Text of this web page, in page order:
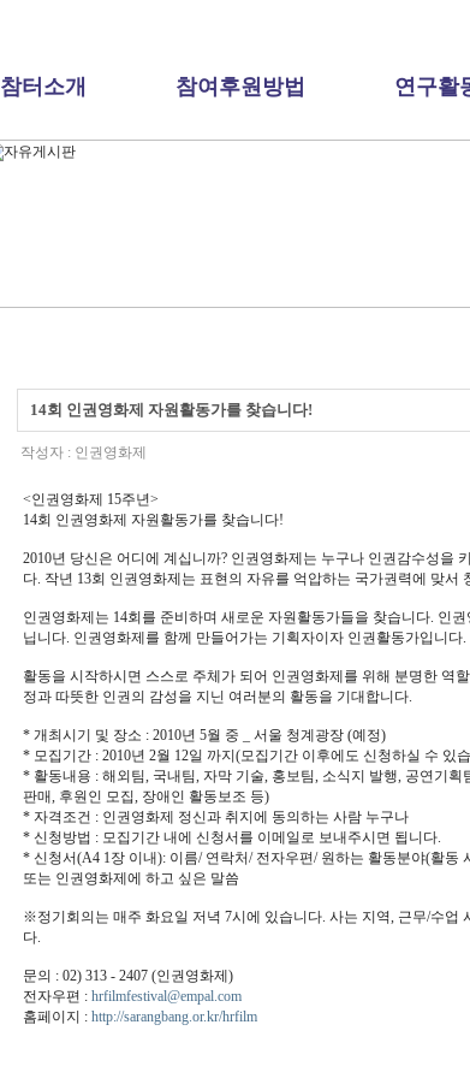
참터소개 참여후원방법 연구활
14회 인권영화제 자원활동가를 찾습니다!
작성자 : 인권영화제
<인권영화제 15주년>
14회 인권영화제 자원활동가를 찾습니다!
2010년 당신은 어디에 계십니까? 인권영화제는 누구나 인권감수성을
다. 작년 13회 인권영화제는 표현의 자유를 억압하는 국가권력에 맞서
인권영화제는 14회를 준비하며 새로운 자원활동가들을 찾습니다. 인
닙니다. 인권영화제를 함께 만들어가는 기획자이자 인권활동가입니다.
활동을 시작하시면 스스로 주체가 되어 인권영화제를 위해 분명한 역
정과 따뜻한 인권의 감성을 지닌 여러분의 활동을 기대합니다.
* 개최시기 및 장소 : 2010년 5월 중 _ 서울 청계광장 (예정)
* 모집기간 : 2010년 2월 12일 까지(모집기간 이후에도 신청하실 수 있
* 활동내용 : 해외팀, 국내팀, 자막 기술, 홍보팀, 소식지 발행, 공연기
판매, 후원인 모집, 장애인 활동보조 등)
* 자격조건 : 인권영화제 정신과 취지에 동의하는 사람 누구나
* 신청방법 : 모집기간 내에 신청서를 이메일로 보내주시면 됩니다.
* 신청서(A4 1장 이내): 이름/ 연락처/ 전자우편/ 원하는 활동분야(활동
또는 인권영화제에 하고 싶은 말씀
※정기회의는 매주 화요일 저녁 7시에 있습니다. 사는 지역, 근무/수업
다.
문의 : 02) 313 - 2407 (인권영화제)
전자우편 : hrfilmfestival@empal.com
홈페이지 : http://sarangbang.or.kr/hrfilm